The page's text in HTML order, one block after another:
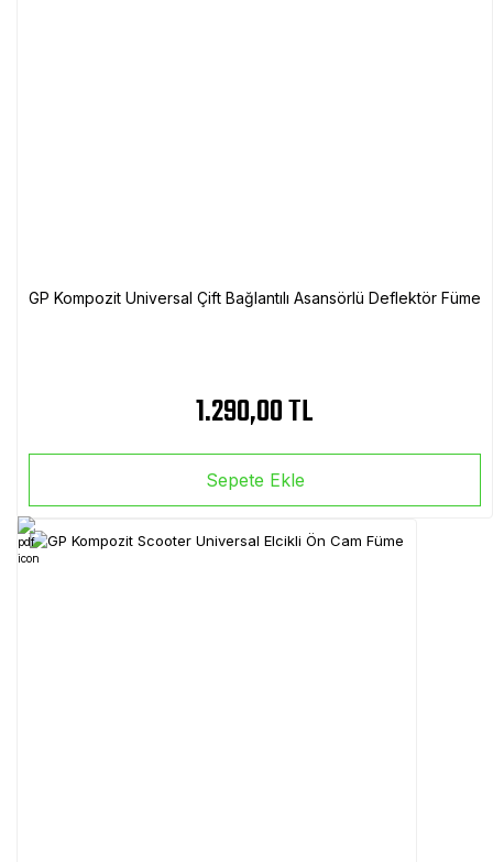
GP Kompozit Universal Çift Bağlantılı Asansörlü Deflektör Füme
1.290,00 TL
Sepete Ekle